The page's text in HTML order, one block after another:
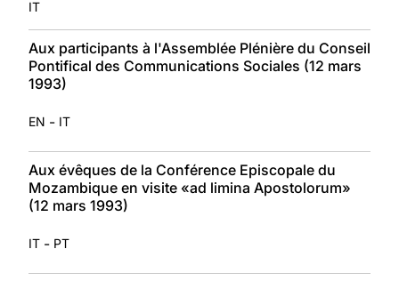
IT
Aux participants à l'Assemblée Plénière du Conseil
Pontifical des Communications Sociales (12 mars
1993)
EN - IT
Aux évêques de la Conférence Episcopale du
Mozambique en visite «ad limina Apostolorum»
(12 mars 1993)
IT - PT